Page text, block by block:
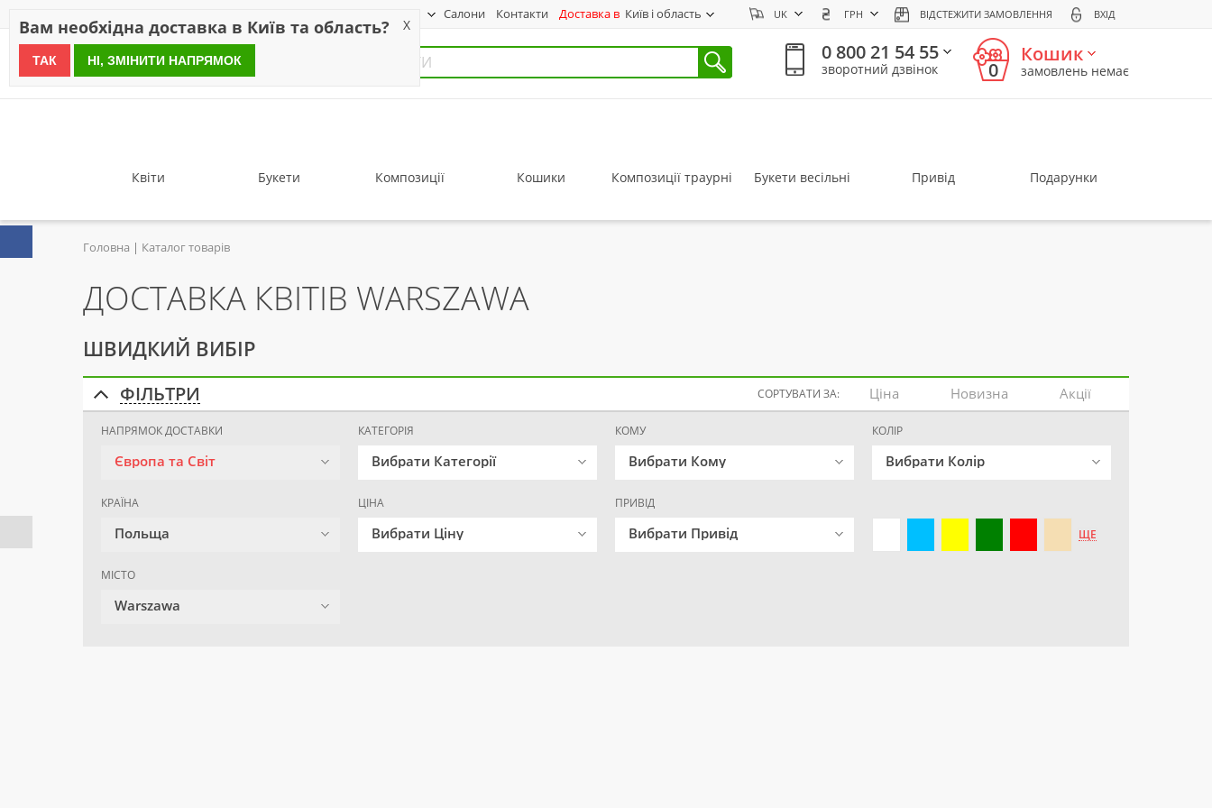
Салони Контакти Доставка в Київ і область UK ГРН ВІДСТЕЖИТИ ЗАМОВЛЕННЯ ВХІД
since 1999
0 800 21 54 55
зворотний дзвінок 0
Кошик
замовлень немає
Квіти Букети Композиції Кошики Композиції траурні Букети весільні Привід Подарунки
Головна Каталог товарів
ДОСТАВКА КВІТІВ WARSZAWA
ШВИДКИЙ ВИБІР
ФІЛЬТРИ СОРТУВАТИ ЗА: Ціна Новизна Акції
НАПРЯМОК ДОСТАВКИ
Європа та Світ
КАТЕГОРІЯ
Вибрати Категорії
КОМУ
Вибрати Кому
КОЛІР
Вибрати Колір
КРАЇНА
Польща
МІСТО
Warszawa
ЦІНА
Вибрати Ціну
ПРИВІД
Вибрати Привід ЩЕ
Вам необхідна доставка в Київ та область? X
ТАК НІ, ЗМІНИТИ НАПРЯМОК